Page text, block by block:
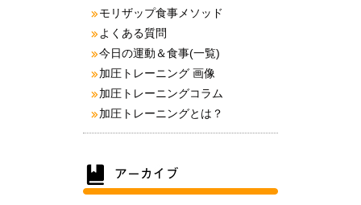
モリザップ食事メソッド
よくある質問
今日の運動＆食事(一覧)
加圧トレーニング 画像
加圧トレーニングコラム
加圧トレーニングとは？